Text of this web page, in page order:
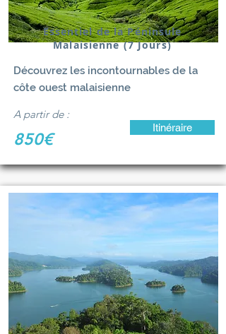
Essentiel de la Péninsule
Malaisienne (7 Jours)
Découvrez les incontournables de la
côte ouest malaisienne
A partir de :
850€
Itinéraire